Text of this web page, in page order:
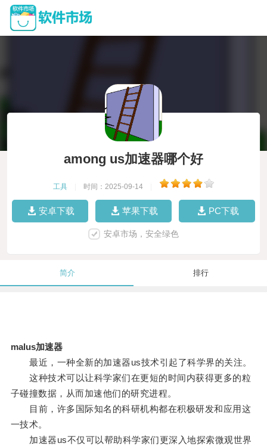
among us加速器哪个好
工具 时间：2025-09-14
安卓下载 苹果下载 PC下载
安卓市场，安全绿色
简介 排行
malus加速器
最近，一种全新的加速器us技术引起了科学界的关注。
这种技术可以让科学家们在更短的时间内获得更多的粒
子碰撞数据，从而加速他们的研究进程。
目前，许多国际知名的科研机构都在积极研发和应用这
一技术。
加速器us不仅可以帮助科学家们更深入地探索微观世界